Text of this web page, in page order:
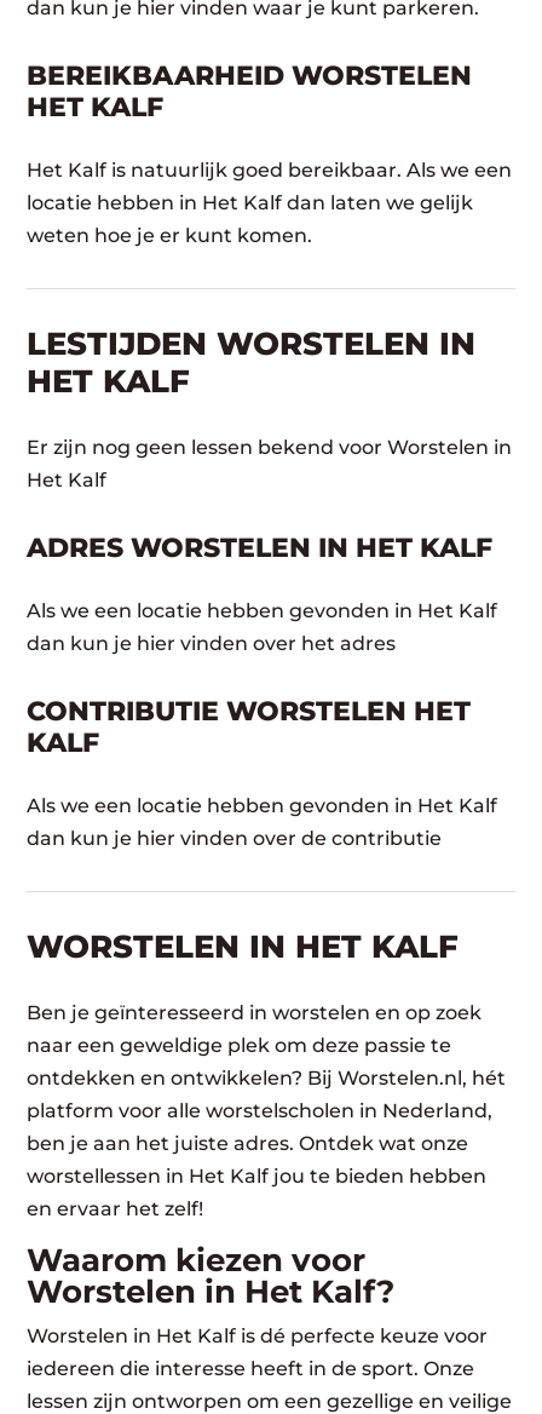
dan kun je hier vinden waar je kunt parkeren.
BEREIKBAARHEID WORSTELEN
HET KALF
Het Kalf is natuurlijk goed bereikbaar. Als we een
locatie hebben in Het Kalf dan laten we gelijk
weten hoe je er kunt komen.
LESTIJDEN WORSTELEN IN
HET KALF
Er zijn nog geen lessen bekend voor Worstelen in
Het Kalf
ADRES WORSTELEN IN HET KALF
Als we een locatie hebben gevonden in Het Kalf
dan kun je hier vinden over het adres
CONTRIBUTIE WORSTELEN HET
KALF
Als we een locatie hebben gevonden in Het Kalf
dan kun je hier vinden over de contributie
WORSTELEN​ IN HET KALF
Ben je geïnteresseerd in worstelen en op zoek
naar een geweldige plek om deze passie te
ontdekken en ontwikkelen? Bij Worstelen.nl, hét
platform voor alle worstelscholen in Nederland,
ben je aan het juiste adres. Ontdek wat onze
worstellessen in Het Kalf jou te bieden hebben
en ervaar het zelf!
Waarom kiezen voor
Worstelen in Het Kalf?
Worstelen in Het Kalf is dé perfecte keuze voor
iedereen die interesse heeft in de sport. Onze
lessen zijn ontworpen om een gezellige en veilige